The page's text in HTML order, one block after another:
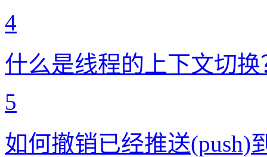
4
什么是线程的上下文切换
5
如何撤销已经推送(push)